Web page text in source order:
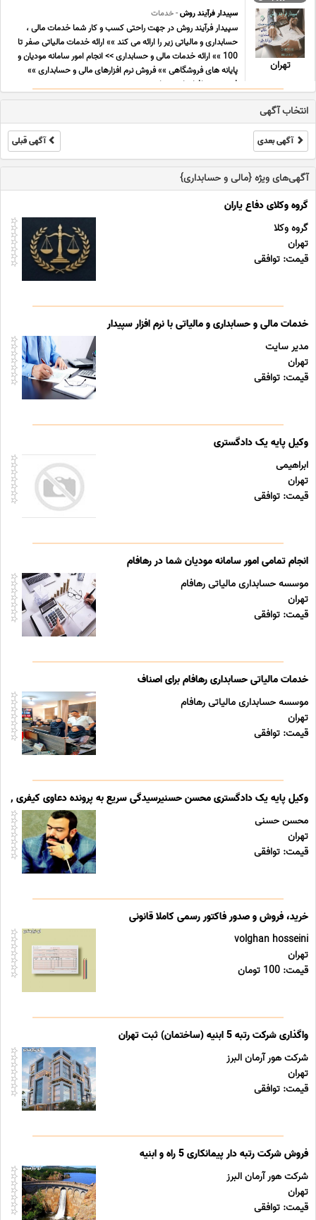
تهران
سپیدار فرآیند روش- خدمات
سپیدار فرآیند روش در جهت راحتی کسب و کار شما خدمات مالی ،
حسابداری و مالیاتی زیر را ارائه می کند »» ارائه خدمات مالیاتی صفر تا
100 »» ارائه خدمات مالی و حسابداری >> انجام امور سامانه مودیان و
پایانه های فروشگاهی »» فروش نرم افزارهای مالی و حسابداری »»
فروش نرم افزارهای حساب ... ...
انتخاب آگهی
آگهی بعدی آگهی قبلی
آگهی‌های ویژه {مالی و حسابداری}
گروه وکلای دفاع یاران
گروه وکلا
تهران
قیمت: توافقی
خدمات مالی و حسابداری و مالیاتی با نرم افزار سپیدار
مدیر سایت
تهران
قیمت: توافقی
وکیل پایه یک دادگستری
ابراهیمی
تهران
قیمت: توافقی
انجام تمامی امور سامانه مودیان شما در رهافام
موسسه حسابداری مالیاتی رهافام
تهران
قیمت: توافقی
خدمات مالیاتی حسابداری رهافام برای اصناف
موسسه حسابداری مالیاتی رهافام
تهران
قیمت: توافقی
وکیل پایه یک دادگستری محسن حسنیرسیدگی سریع به پرونده دعاوی کیفری
محسن حسنی
تهران
قیمت: توافقی
خرید، فروش و صدور فاکتور رسمی کاملا قانونی
volghan hosseini
تهران
قیمت: 100 تومان
واگذاری شرکت رتبه 5 ابنیه (ساختمان) ثبت تهران
شرکت هور آرمان البرز
تهران
قیمت: توافقی
فروش شرکت رتبه دار پیمانکاری 5 راه و ابنیه
شرکت هور آرمان البرز
تهران
قیمت: توافقی